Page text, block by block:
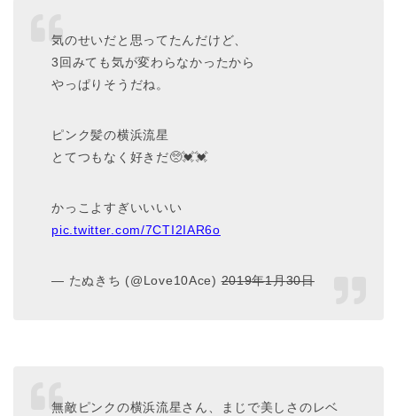
気のせいだと思ってたんだけど、
3回みても気が変わらなかったから
やっぱりそうだね。
ピンク髪の横浜流星
とてつもなく好きだ🥺💓💓
かっこよすぎいいいい
pic.twitter.com/7CTI2IAR6o
— たぬきち (@Love10Ace)2019年1月30日
無敵ピンクの横浜流星さん、まじで美しさのレベ